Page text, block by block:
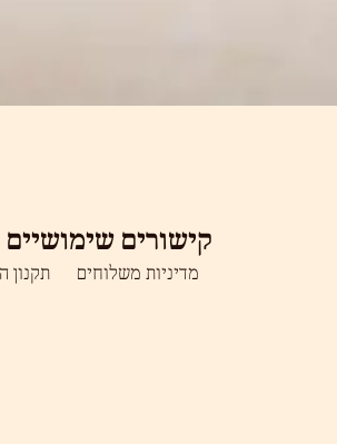
קישורים שימושיים
מדיניות משלוחים תקנון